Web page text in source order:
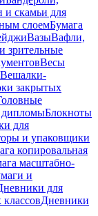
и скамьи для
слоемБумага
ВазыВафли,
зрительные
Весы
Вешалки-
закрытых
дипломыБлокноты
для
и упаковщики
копировальная
масштабно-
и
для
Дневники